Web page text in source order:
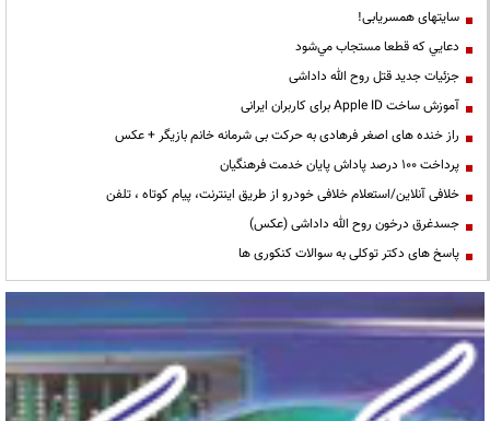
سایتهای همسریابی!
دعايي كه قطعا مستجاب مي‌شود
جزئیات جدید قتل روح الله داداشی
آموزش ساخت Apple ID برای کاربران ایرانی
راز خنده های اصغر فرهادی به حرکت بی شرمانه خانم بازیگر + عکس
پرداخت ۱۰۰ درصد پاداش پایان خدمت فرهنگیان
خلافی آنلاین/استعلام خلافی خودرو از طریق اینترنت، پیام کوتاه ، تلفن
جسدغرق درخون روح الله داداشی (عکس)
پاسخ های دکتر توکلی به سوالات کنکوری ها